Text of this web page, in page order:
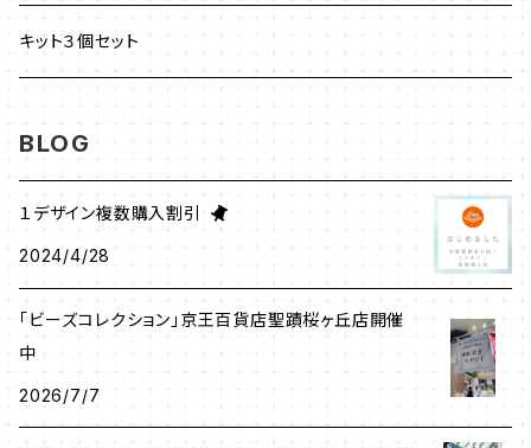
ブローチ
その他
リング
ピアス
ネックレス
チェインメイル
ブローチ
イヤリング
ヘアアクセサリー
メガネチェーン
新川智未
清水理子
キット３個セット
BLOG
１デザイン複数購入割引
2024/4/28
「ビーズコレクション」京王百貨店聖蹟桜ヶ丘店開催
中
2026/7/7